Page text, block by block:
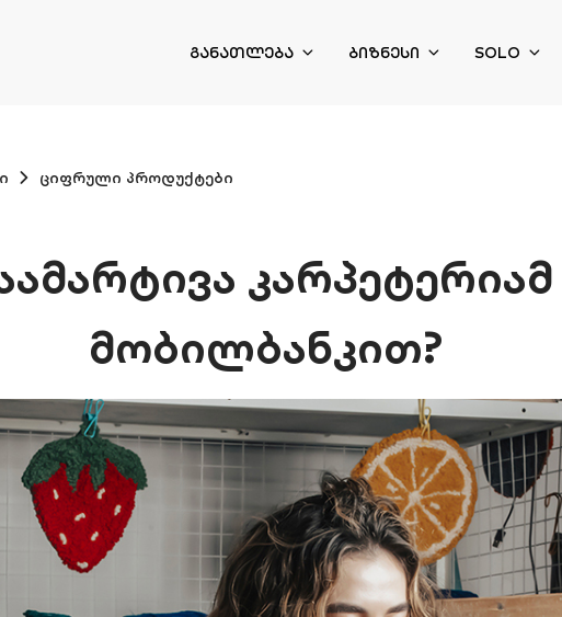
ᲒᲐᲜᲐᲗᲚᲔᲑᲐ ᲑᲘᲖᲜᲔᲡᲘ SOLO
ციფრული პროდუქტები
კარპეტერიამ
მობილბანკით?